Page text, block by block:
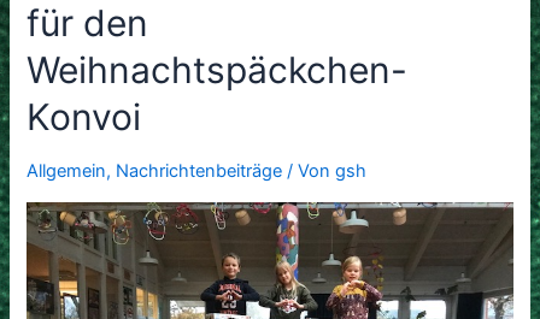
für den
Weihnachtspäckchen-
Konvoi
Allgemein, Nachrichtenbeiträge / Vongsh